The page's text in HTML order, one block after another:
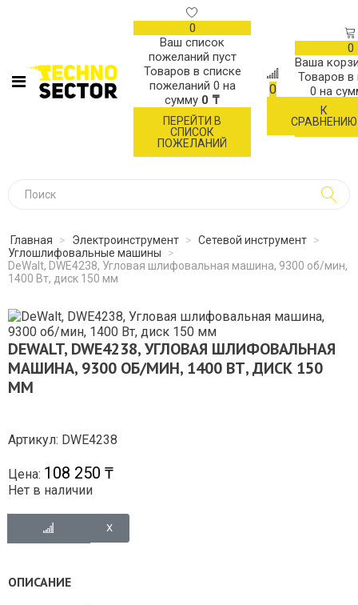
0
Ваш список
пожеланий пуст
Товаров в списке
пожеланий 0 на
сумму 0 ₸
ПЕРЕЙТИ В
СПИСОК
ПОЖЕЛАНИЙ
0
К
СРАВНЕНИЮ
0
Ваша
Товаров в
0 на
Главная > Электроинструмент > Сетевой инструмент >
Углошлифовальные машины
>
DeWalt, DWE4238, Угловая шлифовальная машина, 9300 об/мин,
1400 Вт, диск 150 мм
DEWALT, DWE4238, УГЛОВАЯ ШЛИФОВАЛЬНАЯ
МАШИНА, 9300 ОБ/МИН, 1400 ВТ, ДИСК 150
ММ
Артикул: DWE4238
Цена: 108 250 ₸
Нет в наличии
ОПИСАНИЕ